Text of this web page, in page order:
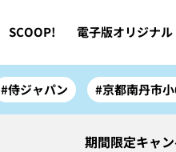
SCOOP! 電子版オリジナル
#侍ジャパン #京都南丹市
期間限定キャ